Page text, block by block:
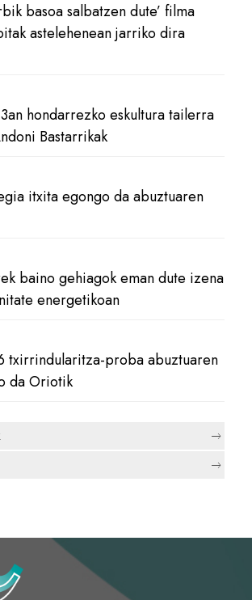
basoa salbatzen dute’ filma
astelehenean jarriko dira
hondarrezko eskultura tailerra
Bastarrikak
itxita egongo da abuztuaren
baino gehiagok eman dute izena
energetikoan
txirrindularitza-proba abuztuaren
da Oriotik